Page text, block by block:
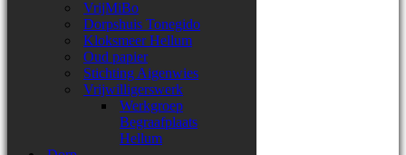
VrijMiBo
Dorpshuis Tonegido
Kloksmeer Hellum
Oud papier
Stichting Aigenwies
Vrijwilligerswerk
Werkgroep
Begraafplaats
Hellum